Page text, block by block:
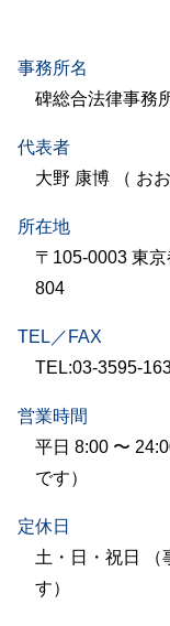
事務所名
碑総合法律事務
代表者
大野 康博 （ お
所在地
〒105-0003 東
804
TEL／FAX
TEL:03-3595-
営業時間
平日 8:00 〜
です）
定休日
土・日・祝日 （
す）